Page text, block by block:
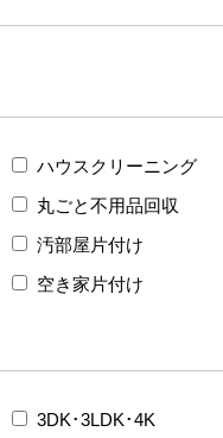
ハウスクリーニング
丸ごと不用品回収
汚部屋片付け
空き家片付け
3DK･3LDK･4K